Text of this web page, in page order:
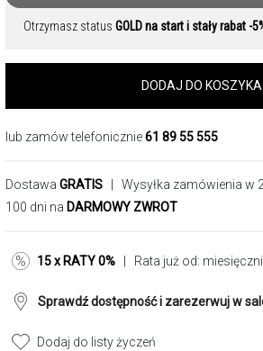
Otrzymasz status GOLD na start i stały rabat -
DODAJ DO KOSZYKA
lub zamów telefonicznie61 89 55 555
Dostawa GRATIS | Wysyłka zamówienia w
100 dni na DARMOWY ZWROT
15 x RATY 0% | Rata już od:
Sprawdź dostępność i zarezerwuj w
Dodaj do listy życzeń